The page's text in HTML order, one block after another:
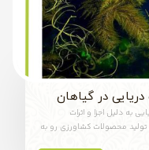
در گیاهان
به دلیل اجزا و اثرات
محصولات کشاورزی رو به